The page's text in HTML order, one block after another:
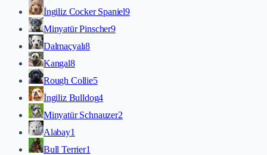
İngiliz Cocker Spaniel9
Minyatür Pinscher9
Dalmaçyalı8
Kangal8
Rough Collie5
İngiliz Bulldog4
Minyatür Schnauzer2
Alabay1
Bull Terrier1